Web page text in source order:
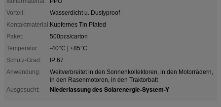
Vorteil:
Wasserdicht u. Dustyproof
Kontaktmaterial:Kupfernes Tin Plated
Paket:
500pcs/carton
Temperatur:
-40°C | +85°C
Schutz-Grad:
IP 67
Anwendung:
Weitverbreitet in den Sonnenkollektoren, in den Motorrädern,
in den Rasenmotoren, in den Traktorbatt
Ausgesucht:
Niederlassung des Solarenergie-System-Y